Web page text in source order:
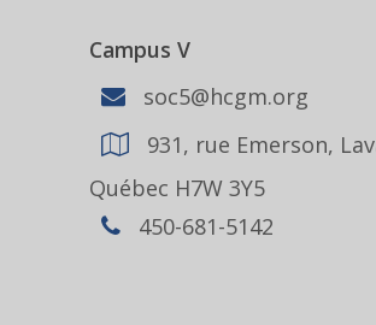
Campus V
soc5@hcgm.org
931, rue Emerson,
Québec H7W 3Y5
450-681-5142